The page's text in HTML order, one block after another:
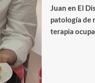
Juan en El
patología de
terapia